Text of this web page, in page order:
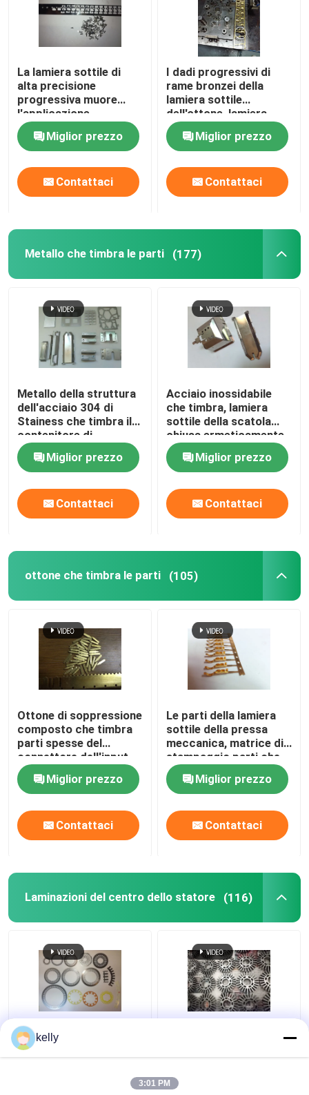
La lamiera sottile di
alta precisione
progressiva muore
l'applicazione
minuscola delle parti di
metallo di Aydiphone
Miglior prezzo
Contattaci
I dadi progressivi di
rame bronzei della
lamiera sottile
dell'ottone, lamiera
sottile parte il
connettore del
terminale di Pin
Miglior prezzo
Contattaci
Metallo che timbra le parti (177)
Metallo della struttura
dell'acciaio 304 di
Stainess che timbra il
contenitore di
piegamento di
hardware di alta
precisione delle parti
Miglior prezzo
Contattaci
Acciaio inossidabile
che timbra, lamiera
sottile della scatola
chiusa ermeticamente
che forma muffa
Miglior prezzo
Contattaci
ottone che timbra le parti (105)
Ottone di soppressione
composto che timbra
parti spesse del
connettore dell'input
delle parti le piccole
Miglior prezzo
Contattaci
Le parti della lamiera
sottile della pressa
meccanica, matrice di
stampaggio parti che
fabbricano i frammenti
di proiettile di rame
Miglior prezzo
Contattaci
Laminazioni del centro dello statore (116)
Laminazioni d'acciaio
elettriche
sicurezza automatico,
laminazioni del centro
dello statore della
kelly
3:01 PM